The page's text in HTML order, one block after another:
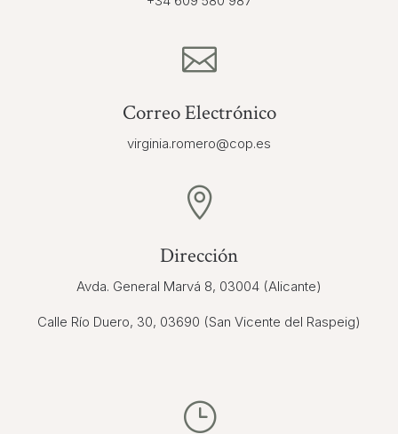

Correo Electrónico
virginia.romero@cop.es

Dirección
Avda. General Marvá 8, 03004 (Alicante)
Calle Río Duero, 30, 03690 (San Vicente del Raspeig)
}